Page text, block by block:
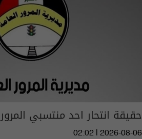
حقيقة انتحار احد منتسبي المرور
02:02 | 2026-08-06